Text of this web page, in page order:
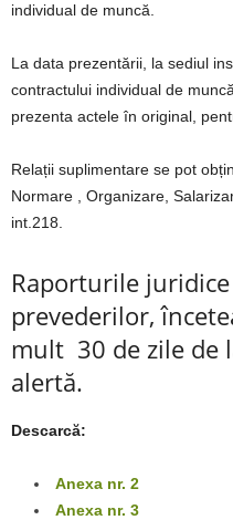
individual de muncă.
La data prezentării, la sediul
contractului individual de
prezenta actele în original,
Relații suplimentare se pot
Normare , Organizare,
int.218.
Raporturile
prevederilor,
mult 30 de zile de
alertă.
Descarcă:
Anexa nr. 2
Anexa nr. 3